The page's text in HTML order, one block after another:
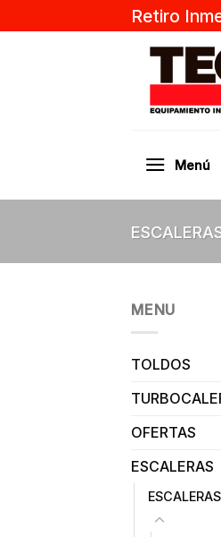
to
Retiro
Menú
MENU
TOLDOS
OFERTAS
ESCALERAS